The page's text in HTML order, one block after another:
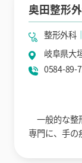
奥田整形
整形外科
岐阜県大
0584-89-
一般的な整
専門に、手の